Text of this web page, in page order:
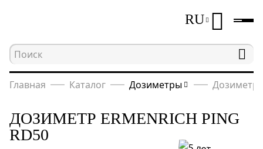
RU
Главная Каталог Дозиметры Дозиметр
ДОЗИМЕТР ERMENRICH PING
RD50